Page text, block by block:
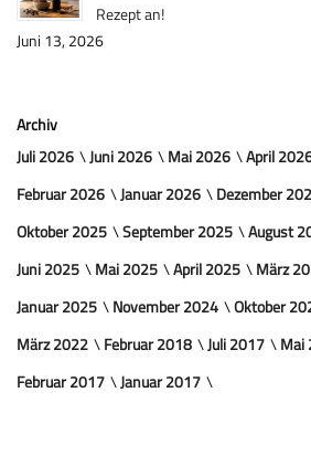
Rezept an!
Juni 13, 2026
Archiv
Juli 2026
Juni 2026 Mai 2026 April
Februar 2026
Januar 2026 Dezember
Oktober 2025
September 2025 August
Juni 2025
Mai 2025 April 2025 März
Januar 2025
November 2024 Oktober
März 2022
Februar 2018 Juli 2017 Mai
Februar 2017
Januar 2017